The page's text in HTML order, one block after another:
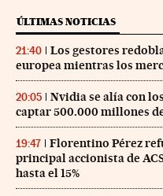
ÚLTIMAS NOTICIAS
21:40
Los gestores
europea mientras los
20:05
Nvidia se alía con
captar 500.000 millones
19:47
Florentino Pérez
principal accionista de
hasta el 15%